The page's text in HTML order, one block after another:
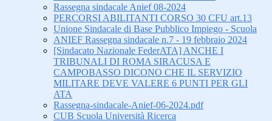
Rassegna sindacale Anief 08-2024
PERCORSI ABILITANTI CORSO 30 CFU art.13
Unione Sindacale di Base Pubblico Impiego - Scuola
ANIEF Rassegna sindacale n.7 - 19 febbraio 2024
[Sindacato Nazionale FederATA] ANCHE I
TRIBUNALI DI ROMA SIRACUSA E
CAMPOBASSO DICONO CHE IL SERVIZIO
MILITARE DEVE VALERE 6 PUNTI PER GLI
ATA
Rassegna-sindacale-Anief-06-2024.pdf
CUB Scuola Università Ricerca